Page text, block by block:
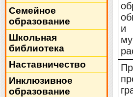
Семейное
образование
Школьная
библиотека
Наставничество
Инклюзивное
образование
и